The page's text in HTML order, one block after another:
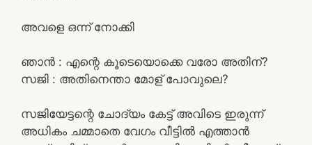
അവളെ ഒന്ന് നോക്കി
ഞാൻ : എന്റെ കൂടെയൊക്കെ വരോ അതിന്?
സജി : അതിനെന്താ മോള് പോവുലെ?
സജിയേട്ടന്റെ ചോദ്യം കേട്ട് അവിടെ ഇരുന്ന്
അധികം ചമ്മാതെ വേഗം വീട്ടിൽ എത്താൻ